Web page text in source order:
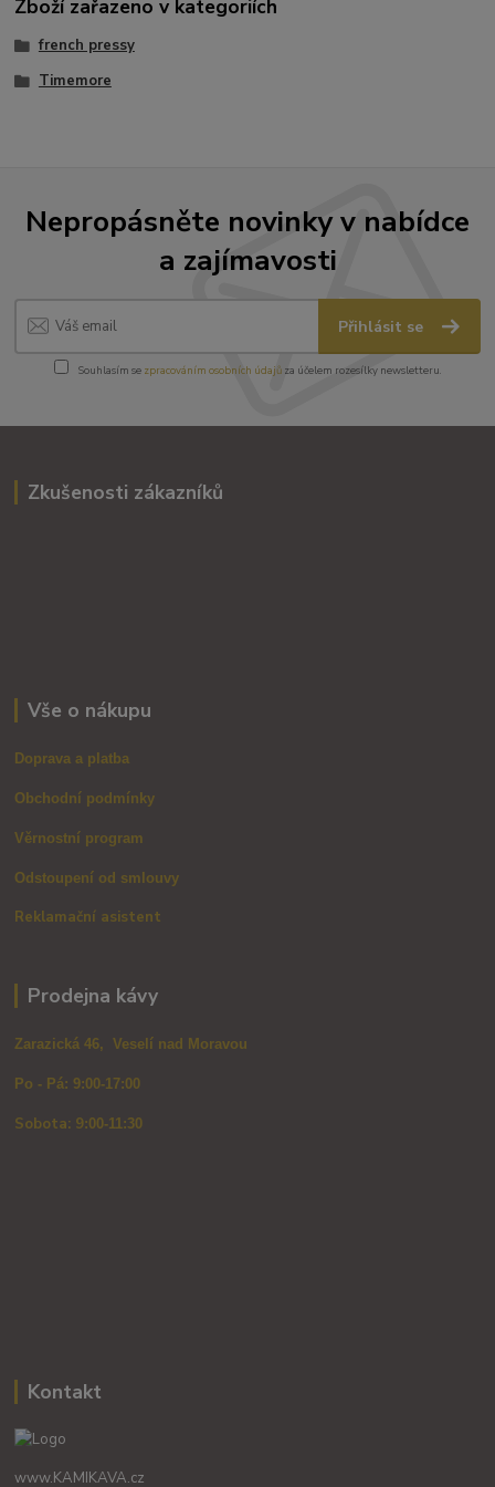
Zboží zařazeno v kategoriích
french pressy
Timemore
Nepropásněte novinky v nabídce
a zajímavosti
Přihlásit se
Souhlasím se zpracováním osobních údajůza účelem rozesílky newsletteru.
Zkušenosti zákazníků
Vše o nákupu
Doprava a platba
Obchodní podmínky
Věrnostní program
Odstoupení od smlouvy
Reklamační asistent
Prodejna kávy
Zarazická 46, Veselí nad Moravou
Po - Pá: 9:00-17:00
Sobota: 9:00-11:30
Kontakt
www.KAMIKAVA.cz